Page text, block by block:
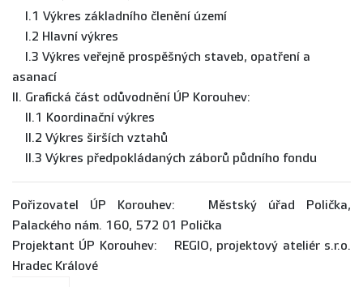
I.1 Výkres základního členění území
I.2 Hlavní výkres
I.3 Výkres veřejně prospěšných staveb, opatření a
asanací
II. Grafická část odůvodnění ÚP Korouhev:
II.1 Koordinační výkres
II.2 Výkres širších vztahů
II.3 Výkres předpokládaných záborů půdního fondu
Pořizovatel ÚP Korouhev: Městský úřad Polička,
Palackého nám. 160, 572 01 Polička
Projektant ÚP Korouhev: REGIO, projektový ateliér s.r.o.
Hradec Králové